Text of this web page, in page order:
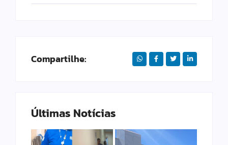
Compartilhe:
Últimas Notícias